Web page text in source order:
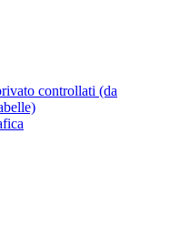
controllati (da